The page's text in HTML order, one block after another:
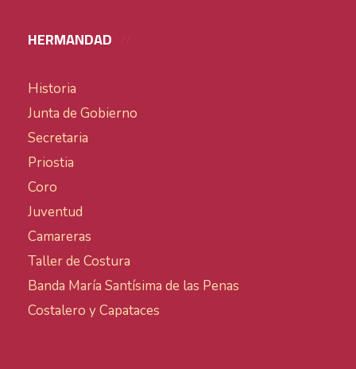
HERMANDAD
Historia
Junta de Gobierno
Secretaria
Priostia
Coro
Juventud
Camareras
Taller de Costura
Banda María Santísima de las Penas
Costalero y Capataces